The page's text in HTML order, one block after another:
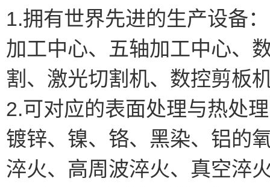
1.拥有世界先进的生产设备：
加工中心、五轴加工中心、
割、激光切割机、数控剪板
2.可对应的表面处理与热处
镀锌、镍、铬、黑染、铝的
淬火、高周波淬火、真空淬